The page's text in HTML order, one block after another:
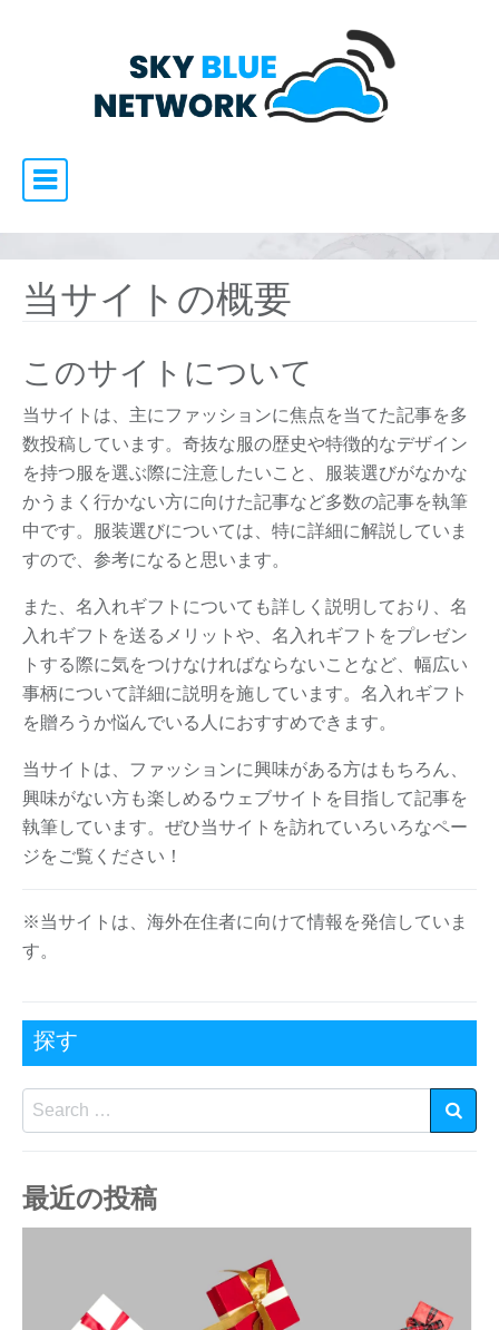
Skip to content
Main Navigation
当サイトの概要
このサイトについて
当サイトは、主にファッションに焦点を当てた記事を多
数投稿しています。奇抜な服の歴史や特徴的なデザイン
を持つ服を選ぶ際に注意したいこと、服装選びがなかな
かうまく行かない方に向けた記事など多数の記事を執筆
中です。服装選びについては、特に詳細に解説していま
すので、参考になると思います。
また、名入れギフトについても詳しく説明しており、名
入れギフトを送るメリットや、名入れギフトをプレゼン
トする際に気をつけなければならないことなど、幅広い
事柄について詳細に説明を施しています。名入れギフト
を贈ろうか悩んでいる人におすすめできます。
当サイトは、ファッションに興味がある方はもちろん、
興味がない方も楽しめるウェブサイトを目指して記事を
執筆しています。ぜひ当サイトを訪れていろいろなペー
ジをご覧ください！
※当サイトは、海外在住者に向けて情報を発信していま
す。
探す
Search
最近の投稿